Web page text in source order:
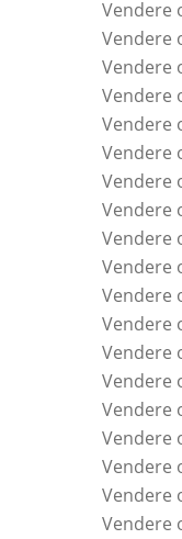
Vendere
Vendere
Vendere
Vendere
Vendere
Vendere